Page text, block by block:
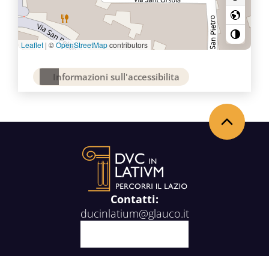
Leaflet | ©OpenStreetMapcontributors
Informazioni sull'accessibilita
Contatti:
ducinlatium@glauco.it
Back to the top